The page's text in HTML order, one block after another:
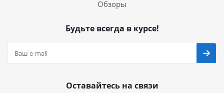
Обзоры
Будьте всегда в курсе!
Оставайтесь на связи